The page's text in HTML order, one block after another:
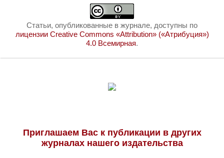
Статьи, опубликованные в журнале, доступны по
лицензии Creative Commons «Attribution» («Атрибуция»)
4.0 Всемирная.
Приглашаем Вас к публикации в других
журналах нашего издательства